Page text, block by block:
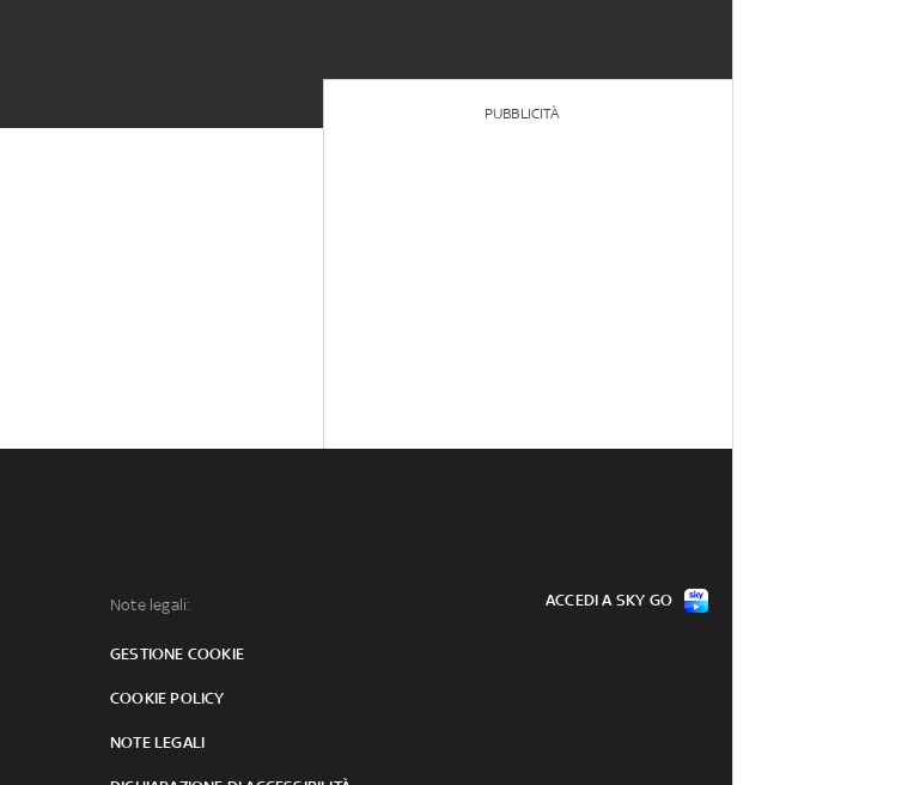
PUBBLICITÀ
Note legali:
GESTIONE COOKIE
COOKIE POLICY
NOTE LEGALI
ACCEDI A SKY GO